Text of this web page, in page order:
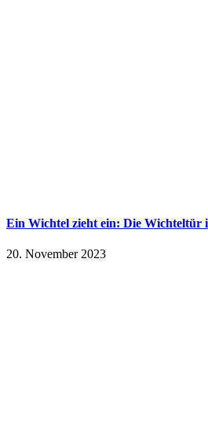
Ein Wichtel zieht ein: Die Wichteltür
20. November 2023